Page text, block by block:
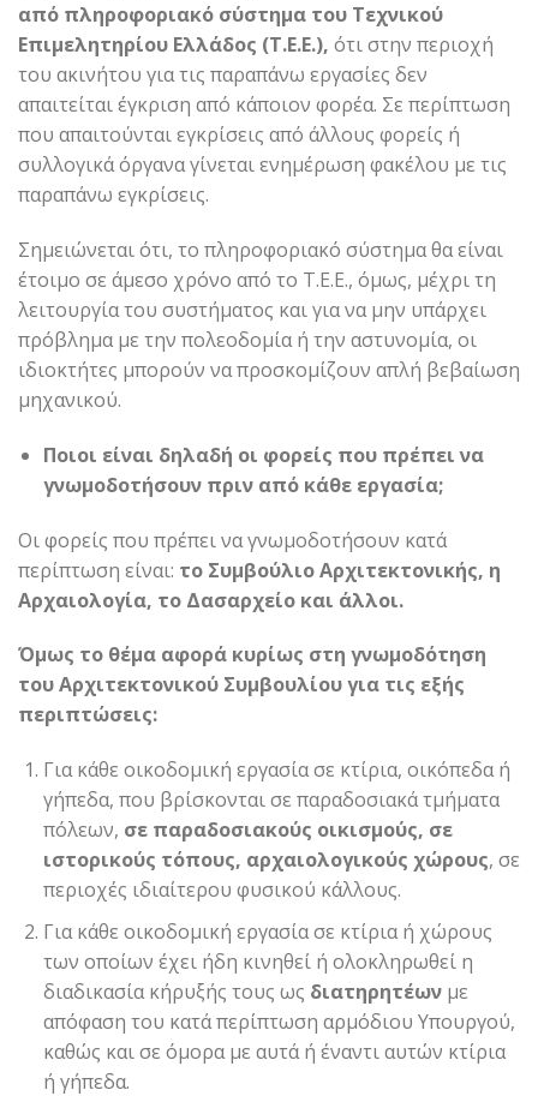
από πληροφοριακό σύστημα του Τεχνικού
Επιμελητηρίου Ελλάδος (Τ.Ε.Ε.), ότι στην περιοχή
του ακινήτου για τις παραπάνω εργασίες δεν
απαιτείται έγκριση από κάποιον φορέα. Σε περίπτωση
που απαιτούνται εγκρίσεις από άλλους φορείς ή
συλλογικά όργανα γίνεται ενημέρωση φακέλου με τις
παραπάνω εγκρίσεις.
Σημειώνεται ότι, το πληροφοριακό σύστημα θα είναι
έτοιμο σε άμεσο χρόνο από το Τ.Ε.Ε., όμως, μέχρι τη
λειτουργία του συστήματος και για να μην υπάρχει
πρόβλημα με την πολεοδομία ή την αστυνομία, οι
ιδιοκτήτες μπορούν να προσκομίζουν απλή βεβαίωση
μηχανικού.
Ποιοι είναι δηλαδή οι φορείς που πρέπει να
γνωμοδοτήσουν πριν από κάθε εργασία;
Οι φορείς που πρέπει να γνωμοδοτήσουν κατά
περίπτωση είναι: το Συμβούλιο Αρχιτεκτονικής, η
Αρχαιολογία, το Δασαρχείο και άλλοι.
Όμως το θέμα αφορά κυρίως στη γνωμοδότηση
του Αρχιτεκτονικού Συμβουλίου για τις εξής
περιπτώσεις:
Για κάθε οικοδομική εργασία σε κτίρια, οικόπεδα ή
γήπεδα, που βρίσκονται σε παραδοσιακά τμήματα
πόλεων, σε παραδοσιακούς οικισμούς, σε
ιστορικούς τόπους, αρχαιολογικούς χώρους, σε
περιοχές ιδιαίτερου φυσικού κάλλους.
Για κάθε οικοδομική εργασία σε κτίρια ή χώρους
των οποίων έχει ήδη κινηθεί ή ολοκληρωθεί η
διαδικασία κήρυξής τους ως διατηρητέων με
απόφαση του κατά περίπτωση αρμόδιου Υπουργού,
καθώς και σε όμορα με αυτά ή έναντι αυτών κτίρια
ή γήπεδα.